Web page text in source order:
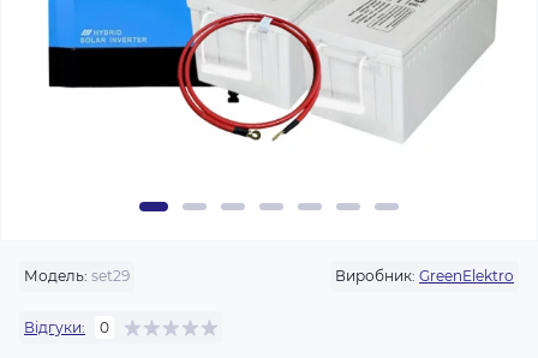
Модель: set29 Виробник: GreenElektro
Відгуки: 0